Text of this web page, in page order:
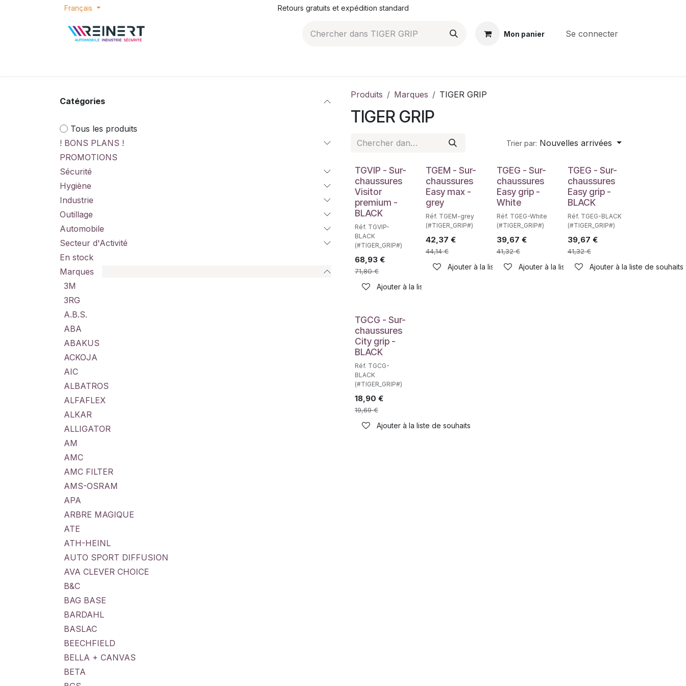
Se rendre au contenu
Français Retours gratuits et expédition standard
Mon panier Se connecter
Catégories
Tous les produits
! BONS PLANS !
PROMOTIONS
Sécurité
Hygiène
Industrie
Outillage
Automobile
Secteur d'Activité
En stock
Marques
3M
3RG
A.B.S.
ABA
ABAKUS
ACKOJA
AIC
ALBATROS
ALFAFLEX
ALKAR
ALLIGATOR
AM
AMC
AMC FILTER
AMS-OSRAM
APA
ARBRE MAGIQUE
ATE
ATH-HEINL
AUTO SPORT DIFFUSION
AVA CLEVER CHOICE
B&C
BAG BASE
BARDAHL
BASLAC
BEECHFIELD
BELLA + CANVAS
BETA
Produits Marques TIGER GRIP
TIGER GRIP
Trier par: Nouvelles arrivées
TGVIP - Sur-
chaussures
Visitor
premium -
BLACK
Réf. TGVIP-
BLACK
(#TIGER_GRIP#)
68,93 €
71,80€
Ajouter à la liste de souhaits
TGEM - Sur-
chaussures
Easy max -
grey
Réf. TGEM-grey
(#TIGER_GRIP#)
42,37 €
44,14€
Ajouter à la liste de souhaits
TGEG - Sur-
chaussures
Easy grip -
White
Réf. TGEG-White
(#TIGER_GRIP#)
39,67 €
41,32€
Ajouter à la liste de souhaits
TGEG - Sur-
chaussures
Easy grip -
BLACK
Réf. TGEG-BLACK
(#TIGER_GRIP#)
39,67 €
41,32€
Ajouter à la liste de souhaits
TGCG - Sur-
chaussures
City grip -
BLACK
Réf. TGCG-
BLACK
(#TIGER_GRIP#)
18,90 €
19,69€
Ajouter à la liste de souhaits